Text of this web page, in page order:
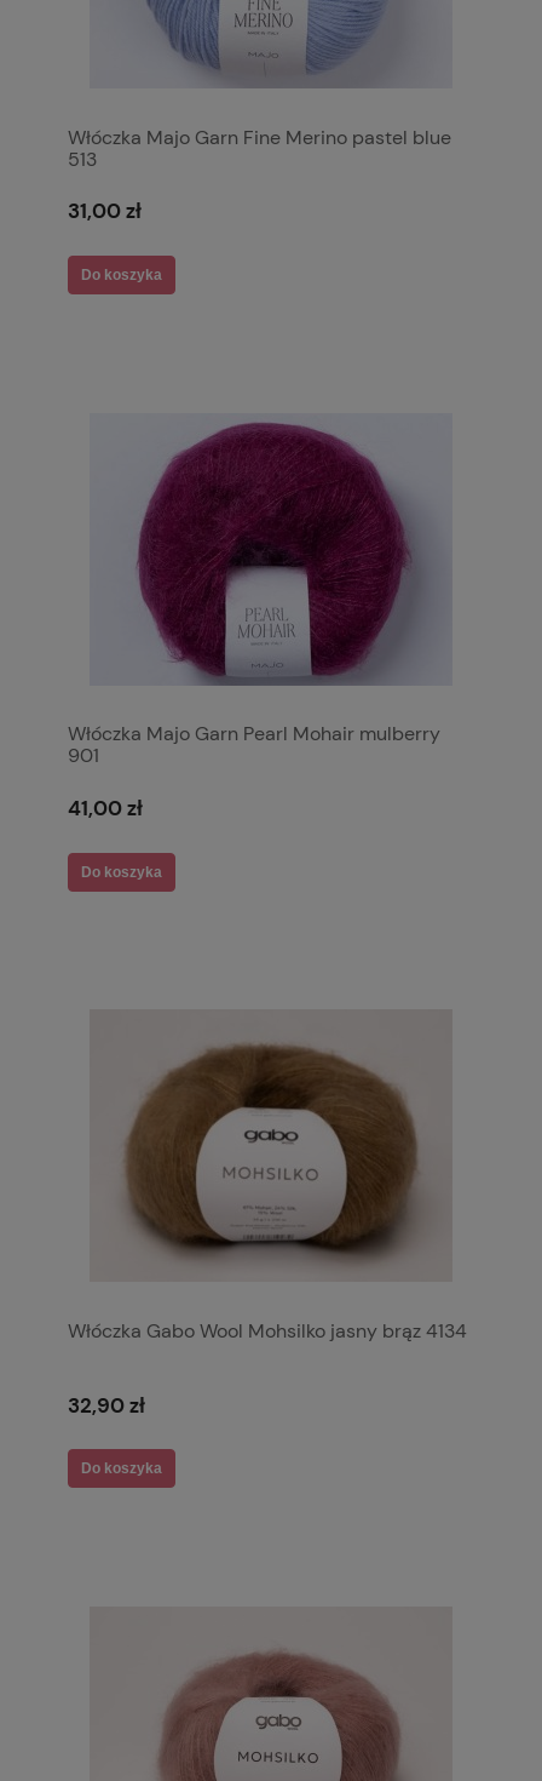
Włóczka Majo Garn Fine Merino pastel blue
513
31,00 zł
Do koszyka
Włóczka Majo Garn Pearl Mohair mulberry
901
41,00 zł
Do koszyka
Włóczka Gabo Wool Mohsilko jasny brąz 4134
32,90 zł
Do koszyka